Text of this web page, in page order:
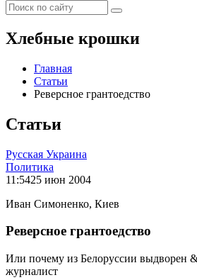
Хлебные крошки
Главная
Статьи
Реверсное грантоедство
Статьи
Русская Украина
Политика
11:5425 июн 2004
Иван Симоненко, Киев
Реверсное грантоедство
Или почему из Белоруссии выдворен
журналист